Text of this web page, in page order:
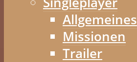
Allgemeines
Missionen
Trailer